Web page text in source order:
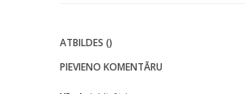
ATBILDES ()
PIEVIENO KOMENTĀRU